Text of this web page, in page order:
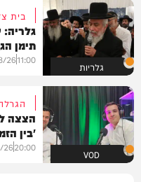
גלריות
בית
תימן
11:00
26
VOD
'בין
20:00
26